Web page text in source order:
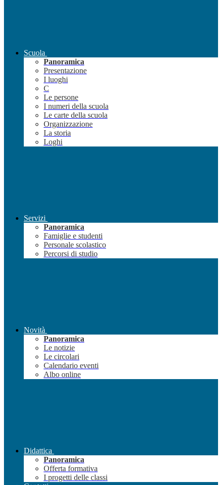
Scuola
Panoramica
Presentazione
I luoghi
C
Le persone
I numeri della scuola
Le carte della scuola
Organizzazione
La storia
Loghi
Servizi
Panoramica
Famiglie e studenti
Personale scolastico
Percorsi di studio
Novità
Panoramica
Le notizie
Le circolari
Calendario eventi
Albo online
Didattica
Panoramica
Offerta formativa
I progetti delle classi